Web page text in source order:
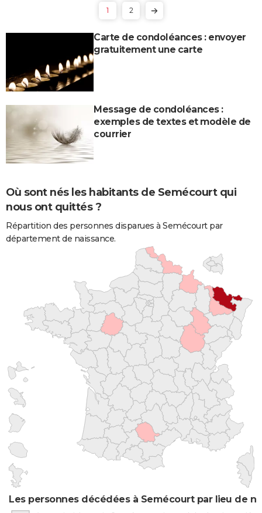
1 2
Carte de condoléances : envoyer
gratuitement une carte
Message de condoléances :
exemples de textes et modèle de
courrier
Où sont nés les habitants de Semécourt qui
nous ont quittés ?
Répartition des personnes disparues à Semécourt par
département de naissance.
Les personnes décédées à Semécourt par lieu de